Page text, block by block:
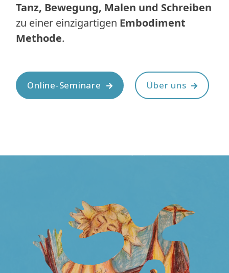
Tanz, Bewegung, Malen und Schreiben
zu einer einzigartigen Embodiment
Methode.
Online-Seminare Über uns